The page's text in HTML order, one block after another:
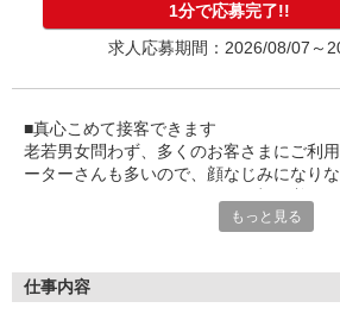
1分で応募完了!!
求人応募期間：2026/08/07～
■真心こめて接客できます
老若男女問わず、多くのお客さまにご利
ーターさんも多いので、顔なじみになり
らっしゃるので、温かいコミュニケーシ
■がんばり次第でボーナス有
もっと見る
仕事内容